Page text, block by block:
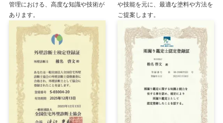
管理における、高度な知識や技術が
あります。
や技能を元に、最適な塗料や方法を
ご提案します。